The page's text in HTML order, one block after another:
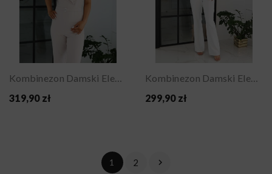
Kombinezon Damski Elegancki Beżowy Beż Nude Na...
319,90 zł
Kombinezon Damski Elegancki Na Jedno Ramię Na...
299,90 zł
1 2 